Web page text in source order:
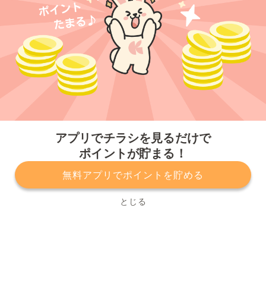
アプリでチラシを見るだけで
ポイントが貯まる！
無料アプリでポイントを貯める
とじる
プライバシーポリシー 利用規約
運営会社
サービスに関してのお問い合わせ